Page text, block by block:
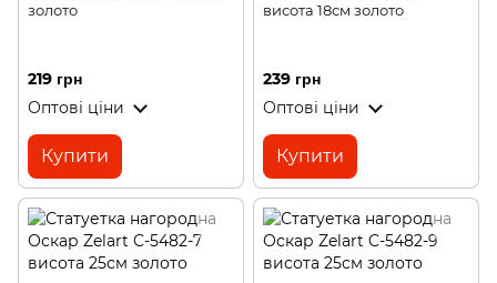
золото
219 грн
Оптові ціни
Купити
висота 18см золото
239 грн
Оптові ціни
Купити